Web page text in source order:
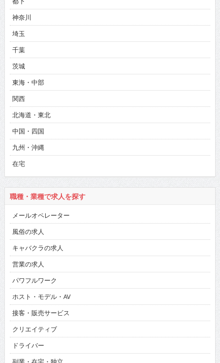
神奈川
埼玉
千葉
茨城
東海・中部
関西
北海道・東北
中国・四国
九州・沖縄
在宅
職種・業種で求人を探す
メールオペレーター
風俗の求人
キャバクラの求人
営業の求人
パワフルワーク
ホスト・モデル・AV
接客・販売サービス
クリエイティブ
ドライバー